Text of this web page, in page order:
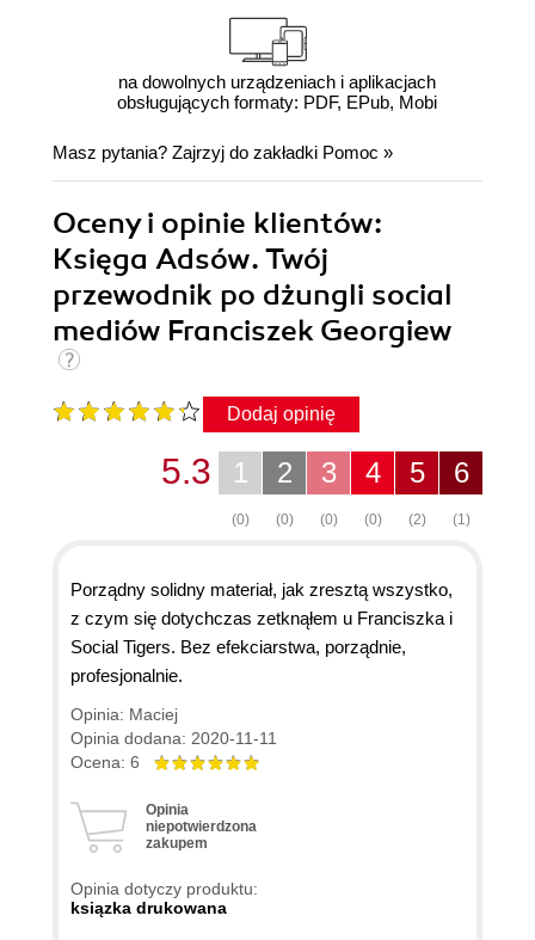
na dowolnych urządzeniach i aplikacjach
obsługujących formaty: PDF, EPub, Mobi
Masz pytania? Zajrzyj do zakładki Pomoc »
Oceny i opinie klientów:
Księga Adsów. Twój
przewodnik po dżungli social
mediów Franciszek Georgiew
Dodaj opinię
6
(1)
5
(2)
4
(0)
3
(0)
2
(0)
1
(0)
5.3
Porządny solidny materiał, jak zresztą wszystko,
z czym się dotychczas zetknąłem u Franciszka i
Social Tigers. Bez efekciarstwa, porządnie,
profesjonalnie.
Opinia: Maciej
Opinia dodana: 2020-11-11
Ocena: 6
Opinia
niepotwierdzona
zakupem
Opinia dotyczy produktu:
ksiązka drukowana